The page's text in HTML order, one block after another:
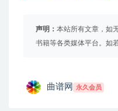
声明： 本站所有文章，如
书籍等各类媒体平台。如
曲谱网 永久会员